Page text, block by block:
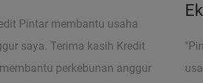
Pintar membantu usaha
saya. Terima kasih Kredit
perkebunan anggur